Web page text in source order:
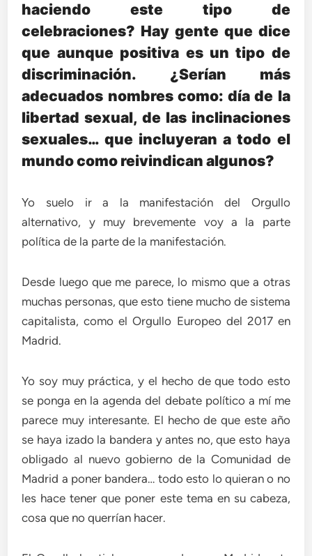
haciendo este tipo de
celebraciones? Hay gente que dice
que aunque positiva es un tipo de
discriminación. ¿Serían más
adecuados nombres como: día de la
libertad sexual, de las inclinaciones
sexuales… que incluyeran a todo el
mundo como reivindican algunos?
Yo suelo ir a la manifestación del Orgullo
alternativo, y muy brevemente voy a la parte
política de la parte de la manifestación.
Desde luego que me parece, lo mismo que a otras
muchas personas, que esto tiene mucho de sistema
capitalista, como el Orgullo Europeo del 2017 en
Madrid.
Yo soy muy práctica, y el hecho de que todo esto
se ponga en la agenda del debate político a mí me
parece muy interesante. El hecho de que este año
se haya izado la bandera y antes no, que esto haya
obligado al nuevo gobierno de la Comunidad de
Madrid a poner bandera… todo esto lo quieran o no
les hace tener que poner este tema en su cabeza,
cosa que no querrían hacer.